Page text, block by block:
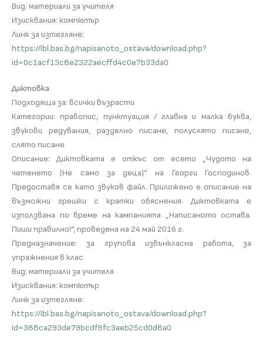
Вид: материали за учителя
Изисквания: компютър
Линк за изтегляне:
https://ibl.bas.bg/napisanoto_ostava/download.php?
id=0c1acf13c8e2322aecffd4c0e7b33da0
Диктовка
Подходяща за: всички възрасти
Категории: правопис, пунктуация / главна и малка буква,
звукови редувания, разделно писане, полуслято писане,
слято писане
Описание: Диктовката е откъс от есето „Чудото на
четенето (Не само за деца)“ на Георги Господинов.
Предоставя се като звуков файл. Прилoжено e описание на
възможни грешки с кратки обяснения. Диктовката е
използвана по време на кампанията „Написаното остава.
Пиши правилно!“, проведена на 24 май 2016 г.
Предназначение: за групова извънкласна работа, за
упражнения в клас
Вид: материали за учителя
Изисквания: компютър
Линк за изтегляне:
https://ibl.bas.bg/napisanoto_ostava/download.php?
id=388ca293de79bcdf6fc3aeb25cd0d8a0